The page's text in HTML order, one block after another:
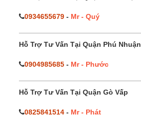
0934655679 - Mr - Quý
Hỗ Trợ Tư Vấn Tại Quận Phú Nhuận
0904985685 - Mr - Phước
Hỗ Trợ Tư Vấn Tại Quận Gò Vấp
0825841514 - Mr - Phát